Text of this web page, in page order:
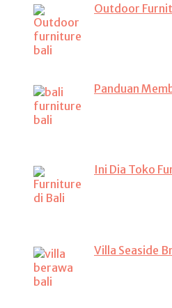
Outdoor
Panduan
Ini Dia Toko
Villa Seaside